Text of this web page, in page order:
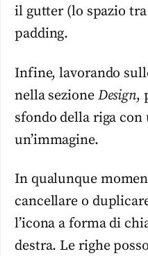
il gutter (lo spazio
padding.
Infine, lavorando
nella sezione Design,
sfondo della riga con
un’immagine.
In qualunque
cancellare o
l’icona a forma di
destra. Le righe